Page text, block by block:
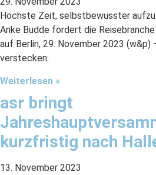
Höchste Zeit, selbstbewusster
Anke Budde fordert die
auf Berlin, 29. November 2023 (w&p)
verstecken:
Weiterlesen »
asr bringt
kurzfristig nach
13. November 2023